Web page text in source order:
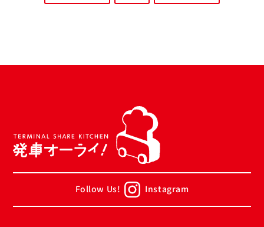
Follow Us! Instagram